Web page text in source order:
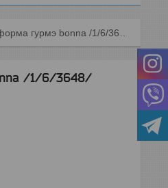
/1/6/3648/